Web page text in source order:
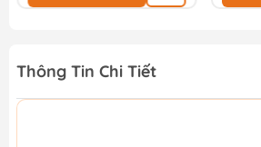
Thông Tin Chi Tiết